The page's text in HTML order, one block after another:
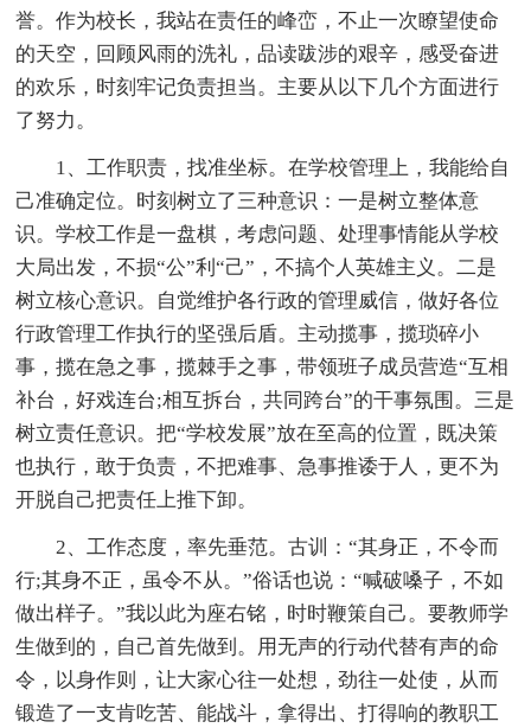
誉。作为校长，我站在责任的峰峦，不止一次瞭望使命
的天空，回顾风雨的洗礼，品读跋涉的艰辛，感受奋进
的欢乐，时刻牢记负责担当。主要从以下几个方面进行
了努力。
1、工作职责，找准坐标。在学校管理上，我能给自
己准确定位。时刻树立了三种意识：一是树立整体意
识。学校工作是一盘棋，考虑问题、处理事情能从学校
大局出发，不损“公”利“己”，不搞个人英雄主义。二是
树立核心意识。自觉维护各行政的管理威信，做好各位
行政管理工作执行的坚强后盾。主动揽事，揽琐碎小
事，揽在急之事，揽棘手之事，带领班子成员营造“互相
补台，好戏连台;相互拆台，共同跨台”的干事氛围。三是
树立责任意识。把“学校发展”放在至高的位置，既决策
也执行，敢于负责，不把难事、急事推诿于人，更不为
开脱自己把责任上推下卸。
2、工作态度，率先垂范。古训：“其身正，不令而
行;其身不正，虽令不从。”俗话也说：“喊破嗓子，不如
做出样子。”我以此为座右铭，时时鞭策自己。要教师学
生做到的，自己首先做到。用无声的行动代替有声的命
令，以身作则，让大家心往一处想，劲往一处使，从而
锻造了一支肯吃苦、能战斗，拿得出、打得响的教职工